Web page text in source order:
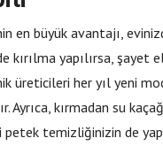
en büyük avantajı,
kırılma yapılırsa, şayet
üreticileri her yıl yeni
Ayrıca, kırmadan su
petek temizliğinizin de